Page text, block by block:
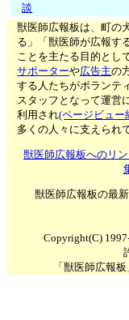
談
獣医師広報板は、町の
る」「獣医師が広報する
ことを主たる目的とし
サポーターや広告主の
する人たちがボランテ
スタッフとなって運営
利用され(ページビュー
多くの人々に支えられ
獣医師広報板へのリン
獣医師広報板の最
Copyright(C)
「獣医師広報